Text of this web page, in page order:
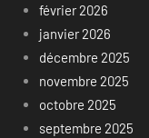
février 2026
janvier 2026
décembre 2025
novembre 2025
octobre 2025
septembre 2025